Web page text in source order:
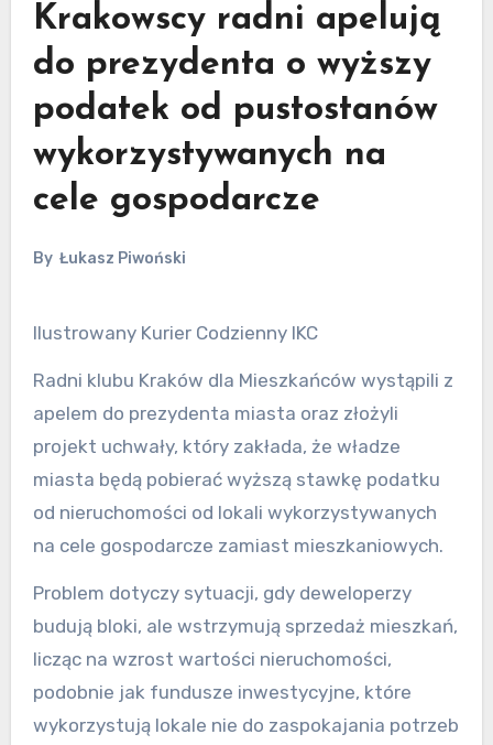
Krakowscy radni apelują
do prezydenta o wyższy
podatek od pustostanów
wykorzystywanych na
cele gospodarcze
By Łukasz Piwoński
Ilustrowany Kurier Codzienny IKC
Radni klubu Kraków dla Mieszkańców wystąpili z
apelem do prezydenta miasta oraz złożyli
projekt uchwały, który zakłada, że władze
miasta będą pobierać wyższą stawkę podatku
od nieruchomości od lokali wykorzystywanych
na cele gospodarcze zamiast mieszkaniowych.
Problem dotyczy sytuacji, gdy deweloperzy
budują bloki, ale wstrzymują sprzedaż mieszkań,
licząc na wzrost wartości nieruchomości,
podobnie jak fundusze inwestycyjne, które
wykorzystują lokale nie do zaspokajania potrzeb